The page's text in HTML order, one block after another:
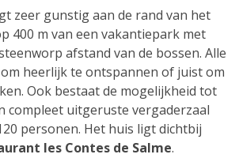
zeer gunstig aan de rand van het
400 m van een vakantiepark met
afstand van de bossen. Alle
heerlijk te ontspannen of juist om
Ook bestaat de mogelijkheid tot
compleet uitgeruste vergaderzaal
personen. Het huis ligt dichtbij
les Contes de Salme.